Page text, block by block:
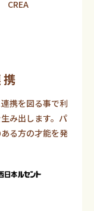
CREA
携を図る事で利
み出します。パ
る方の才能を発